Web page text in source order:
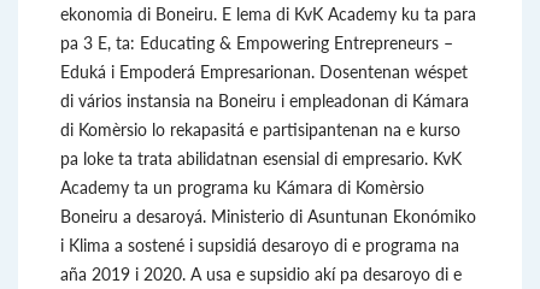
ekonomia di Boneiru. E lema di KvK Academy ku ta para
pa 3 E, ta: Educating & Empowering Entrepreneurs –
Eduká i Empoderá Empresarionan. Dosentenan wéspet
di vários instansia na Boneiru i empleadonan di Kámara
di Komèrsio lo rekapasitá e partisipantenan na e kurso
pa loke ta trata abilidatnan esensial di empresario. KvK
Academy ta un programa ku Kámara di Komèrsio
Boneiru a desaroyá. Ministerio di Asuntunan Ekonómiko
i Klima a sostené i supsidiá desaroyo di e programa na
aña 2019 i 2020. A usa e supsidio akí pa desaroyo di e